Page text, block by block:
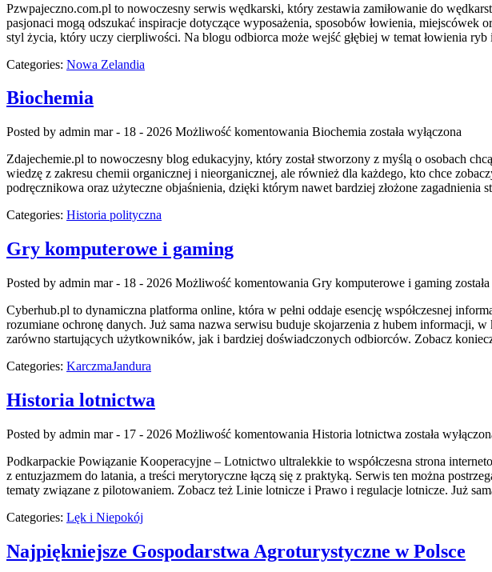
Pzwpajeczno.com.pl to nowoczesny serwis wędkarski, który zestawia zamiłowanie do
pasjonaci mogą odszukać inspiracje dotyczące wyposażenia, sposobów łowienia,
styl życia, który uczy cierpliwości. Na blogu odbiorca może wejść głębiej w temat łowienia
Categories: Nowa Zelandia
Biochemia
Posted by admin mar - 18 - 2026 Możliwość komentowania Biochemia została wyłączona
Zdajechemie.pl to nowoczesny blog edukacyjny, który został stworzony z myślą o osobach
wiedzę z zakresu chemii organicznej i nieorganicznej, ale również dla każdego, kto chce
podręcznikowa oraz użyteczne objaśnienia, dzięki którym nawet bardziej złożone zagadnienia
Categories: Historia polityczna
Gry komputerowe i gaming
Posted by admin mar - 18 - 2026 Możliwość komentowania Gry komputerowe i gaming
Cyberhub.pl to dynamiczna platforma online, która w pełni oddaje esencję współczesnej
rozumiane ochronę danych. Już sama nazwa serwisu buduje skojarzenia z hubem informacji,
zarówno startujących użytkowników, jak i bardziej doświadczonych odbiorców. Zobacz
Categories: KarczmaJandura
Historia lotnictwa
Posted by admin mar - 17 - 2026 Możliwość komentowania Historia lotnictwa została
Podkarpackie Powiązanie Kooperacyjne – Lotnictwo ultralekkie to współczesna strona
z entuzjazmem do latania, a treści merytoryczne łączą się z praktyką. Serwis ten można
tematy związane z pilotowaniem. Zobacz też Linie lotnicze i Prawo i regulacje lotnicze. Już
Categories: Lęk i Niepokój
Najpiękniejsze Gospodarstwa Agroturystyczne w Polsce